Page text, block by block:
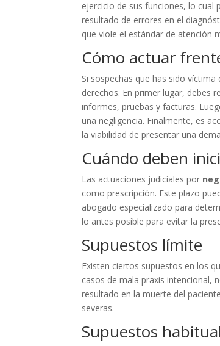
ejercicio de sus funciones, lo cual
resultado de errores en el
que viole el estándar de atención
Cómo actuar
Si sospechas que has sido víctima
derechos. En primer lugar, debes
informes, pruebas y facturas.
una negligencia. Finalmente, es
la viabilidad de presentar una
Cuándo deben
Las actuaciones judiciales por
como prescripción. Este plazo
abogado especializado para
lo antes posible para evitar la
Supuestos límite
Existen ciertos supuestos en los
casos de mala praxis intencional,
resultado en la muerte del
severas.
Supuestos